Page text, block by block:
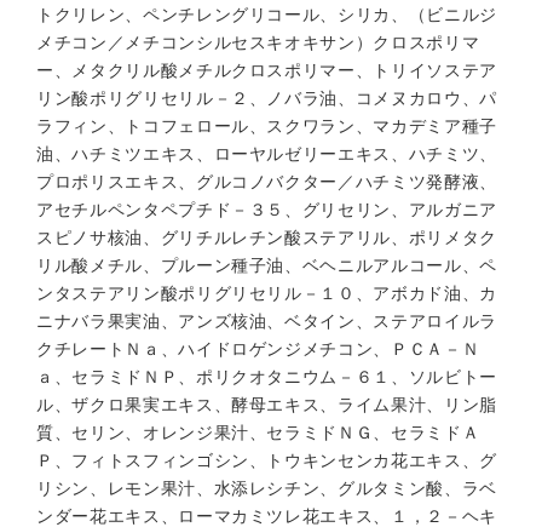
トクリレン、ペンチレングリコール、シリカ、（ビニルジ
メチコン／メチコンシルセスキオキサン）クロスポリマ
ー、メタクリル酸メチルクロスポリマー、トリイソステア
リン酸ポリグリセリル－２、ノバラ油、コメヌカロウ、パ
ラフィン、トコフェロール、スクワラン、マカデミア種子
油、ハチミツエキス、ローヤルゼリーエキス、ハチミツ、
プロポリスエキス、グルコノバクター／ハチミツ発酵液、
アセチルペンタペプチド－３５、グリセリン、アルガニア
スピノサ核油、グリチルレチン酸ステアリル、ポリメタク
リル酸メチル、プルーン種子油、ベヘニルアルコール、ペ
ンタステアリン酸ポリグリセリル－１０、アボカド油、カ
ニナバラ果実油、アンズ核油、ベタイン、ステアロイルラ
クチレートＮａ、ハイドロゲンジメチコン、ＰＣＡ－Ｎ
ａ、セラミドＮＰ、ポリクオタニウム－６１、ソルビトー
ル、ザクロ果実エキス、酵母エキス、ライム果汁、リン脂
質、セリン、オレンジ果汁、セラミドＮＧ、セラミドＡ
Ｐ、フィトスフィンゴシン、トウキンセンカ花エキス、グ
リシン、レモン果汁、水添レシチン、グルタミン酸、ラベ
ンダー花エキス、ローマカミツレ花エキス、１，２－ヘキ